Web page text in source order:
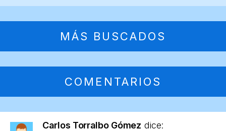
MÁS BUSCADOS
COMENTARIOS
Carlos Torralbo Gómez dice: